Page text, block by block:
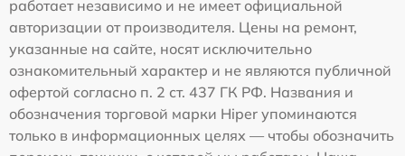
работает независимо и не имеет официальной
авторизации от производителя. Цены на ремонт,
указанные на сайте, носят исключительно
ознакомительный характер и не являются публичной
офертой согласно п. 2 ст. 437 ГК РФ. Названия и
обозначения торговой марки Hiper упоминаются
только в информационных целях — чтобы обозначить